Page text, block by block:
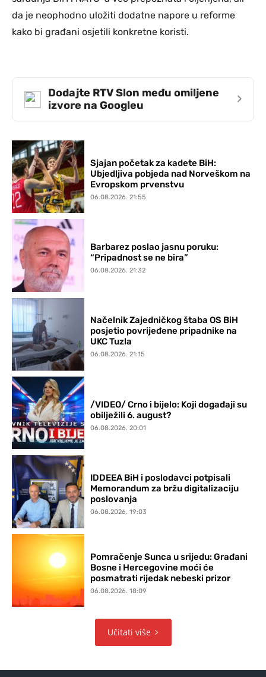
da je neophodno uložiti dodatne napore u reforme
kako bi građani osjetili konkretne koristi.
Dodajte RTV Slon među omiljene
izvore na Googleu
›
Sjajan početak za kadete BiH:
Ubjedljiva pobjeda nad Norveškom na
Evropskom prvenstvu
06.08.2026. 21:55
Barbarez poslao jasnu poruku:
“Pripadnost se ne bira”
06.08.2026. 21:32
Načelnik Zajedničkog štaba OS BiH
posjetio povrijeđene pripadnike na
UKC Tuzla
06.08.2026. 21:15
/VIDEO/ Crno i bijelo: Koji događaji su
obilježili 6. august?
06.08.2026. 20:01
IDDEEA BiH i poslodavci potpisali
Memorandum za bržu digitalizaciju
poslovanja
06.08.2026. 19:03
Pomračenje Sunca u srijedu: Građani
Bosne i Hercegovine moći će
posmatrati rijedak nebeski prizor
06.08.2026. 18:09
Učitati više